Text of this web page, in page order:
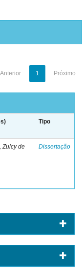
Anterior 1 Próximo
Tipo
Zulcy de Dissertação